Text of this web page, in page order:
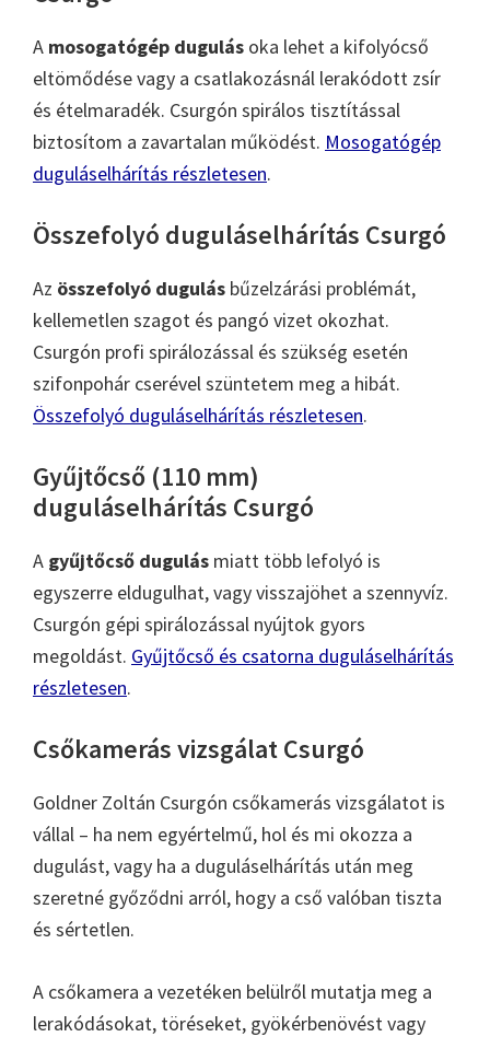
A mosogatógép dugulás oka lehet a kifolyócső
eltömődése vagy a csatlakozásnál lerakódott zsír
és ételmaradék. Csurgón spirálos tisztítással
biztosítom a zavartalan működést. Mosogatógép
duguláselhárítás részletesen.
Összefolyó duguláselhárítás Csurgó
Az összefolyó dugulás bűzelzárási problémát,
kellemetlen szagot és pangó vizet okozhat.
Csurgón profi spirálozással és szükség esetén
szifonpohár cserével szüntetem meg a hibát.
Összefolyó duguláselhárítás részletesen.
Gyűjtőcső (110 mm)
duguláselhárítás Csurgó
A gyűjtőcső dugulás miatt több lefolyó is
egyszerre eldugulhat, vagy visszajöhet a szennyvíz.
Csurgón gépi spirálozással nyújtok gyors
megoldást. Gyűjtőcső és csatorna duguláselhárítás
részletesen.
Csőkamerás vizsgálat Csurgó
Goldner Zoltán Csurgón csőkamerás vizsgálatot is
vállal – ha nem egyértelmű, hol és mi okozza a
dugulást, vagy ha a duguláselhárítás után meg
szeretné győződni arról, hogy a cső valóban tiszta
és sértetlen.
A csőkamera a vezetéken belülről mutatja meg a
lerakódásokat, töréseket, gyökérbenövést vagy